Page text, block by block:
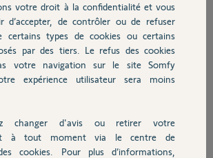
pro
à regret de mon boîtier.
au fil de discussion
votre droit à la confidentialité et vous
d’accepter, de contrôler ou de refuser
certains types de cookies ou certains
par des tiers. Le refus des cookies
votre navigation sur le site Somfy
expérience utilisateur sera moins
changer d'avis ou retirer votre
à tout moment via le centre de
cookies. Pour plus d’informations,